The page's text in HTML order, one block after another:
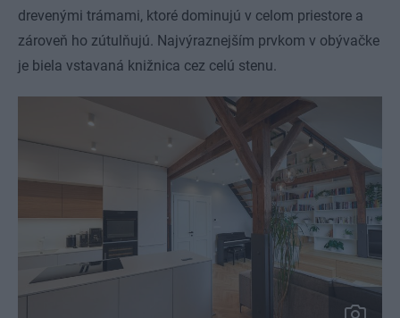
drevenými trámami, ktoré dominujú v celom priestore a
zároveň ho zútulňujú. Najvýraznejším prvkom v obývačke
je biela vstavaná knižnica cez celú stenu.